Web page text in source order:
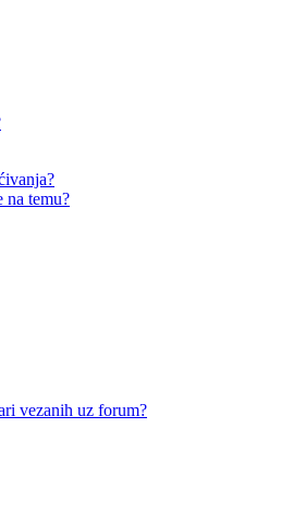
na temu?
vezanih uz forum?